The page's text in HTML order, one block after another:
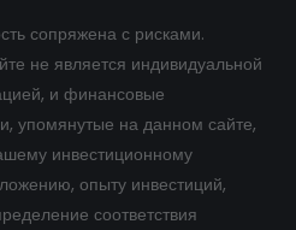
сопряжена с рисками.
не является индивидуальной
и финансовые
упомянутые на данном сайте,
инвестиционному
опыту инвестиций,
соответствия